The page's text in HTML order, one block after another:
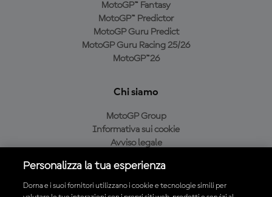
MotoGP™ Fantasy
MotoGP™ Predictor
MotoGP Guru Predict
MotoGP Guru Racing 25/26
MotoGP™26
Chi siamo
MotoGP Group
Informativa sui cookie
Avviso legale
Condizioni di acquisto
Personalizza la tua esperienza
Dorna e i suoi fornitori utilizzano i cookie e tecnologie simili per